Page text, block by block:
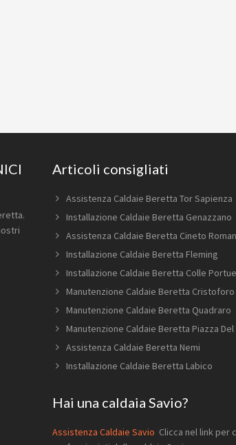
Articoli consigliati
Assistenza Caldaie Beretta Tor Sapienza
Installazione Caldaie Beretta Genazzano
Assistenza Caldaie Beretta Cineto
Installazione Caldaie Beretta Fleming
Installazione Caldaie Beretta Colle
Manutenzione Caldaie Beretta
Manutenzione Caldaie Beretta Quadraro
Manutenzione Caldaie Beretta Piazza
Assistenza Caldaie Beretta Nemi
Installazione Caldaie Beretta Labico
Hai una caldaia Savio?
Assistenza Caldaie Savio Clicca nel link per